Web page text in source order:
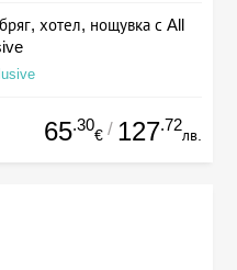
хотел, нощувка с All
65.30
€ / 127.72
лв.